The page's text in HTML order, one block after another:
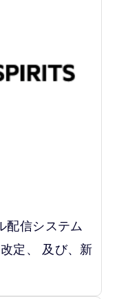
配信システム
定、 及び、新